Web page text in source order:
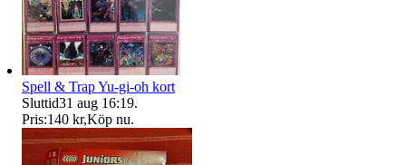
Spell & Trap Yu-gi-oh kort
Sluttid31 aug 16:19.
Pris:140 kr,Köp nu.